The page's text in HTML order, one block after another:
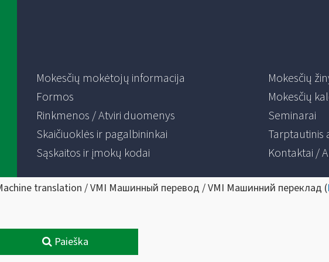
Mokesčių mokėtojų informacija
Formos
Rinkmenos / Atviri duomenys
Skaičiuoklės ir pagalbininkai
Sąskaitos ir įmokų kodai
Mokesčių
Mokesčių
Seminarai
Tarptautinis
Kontaktai /
translation / VMI Машинный перевод / VMI Машинний переклад (
Paieška